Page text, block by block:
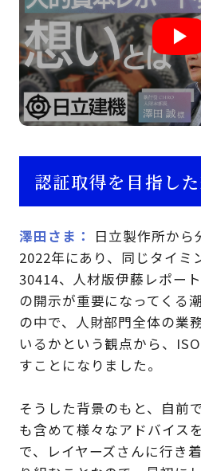
認証取得を目指し
澤田さま
日立製作所から
2022年にあり、同じタイミ
30414、人材版伊藤レポー
の開示が重要になってくる
の中で、人財部門全体の業
いるかという観点から、
すことになりました。
そうした背景のもと、自前
も含めて様々なアドバイス
で、レイヤーズさんに行き